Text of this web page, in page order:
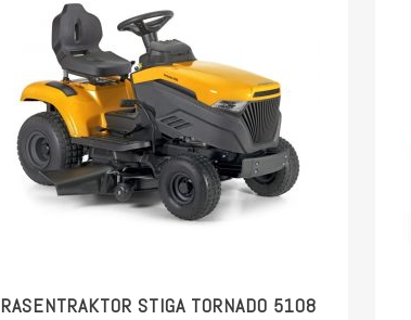
RASENTRAKTOR STIGA TORNADO 5108